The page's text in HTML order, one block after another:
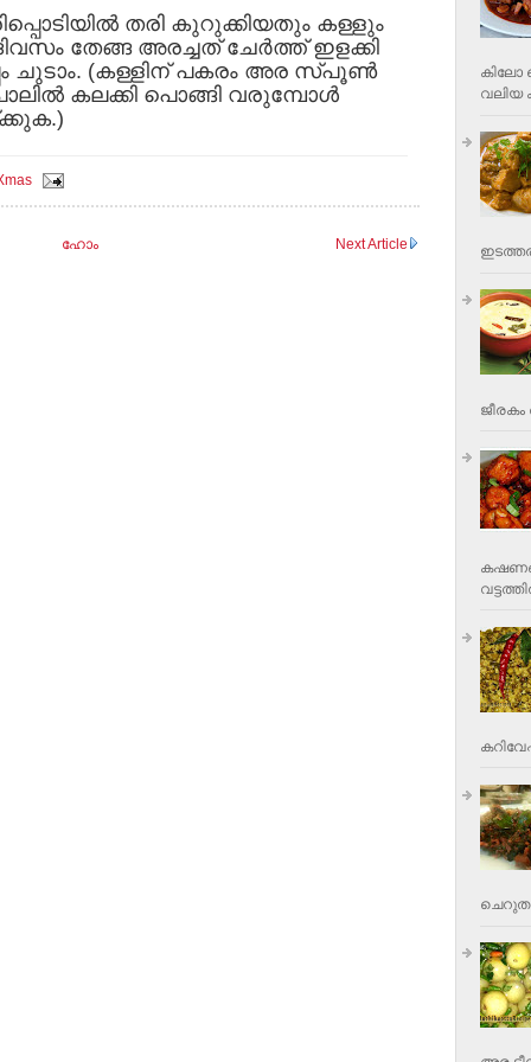
തരി കുറുക്കിയതും കള്ളും
തേങ്ങ അരച്ചത് ചേര്‍ത്ത് ഇളക്കി
ചുടാം. (കള്ളിന് പകരം അര സ്പൂണ്‍
കലക്കി പൊങ്ങി വരുമ്പോള്‍
Next Article
ഹോം
കിലോ
വലിയ